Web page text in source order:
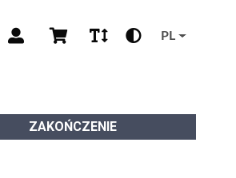
PL
ZAKOŃCZENIE